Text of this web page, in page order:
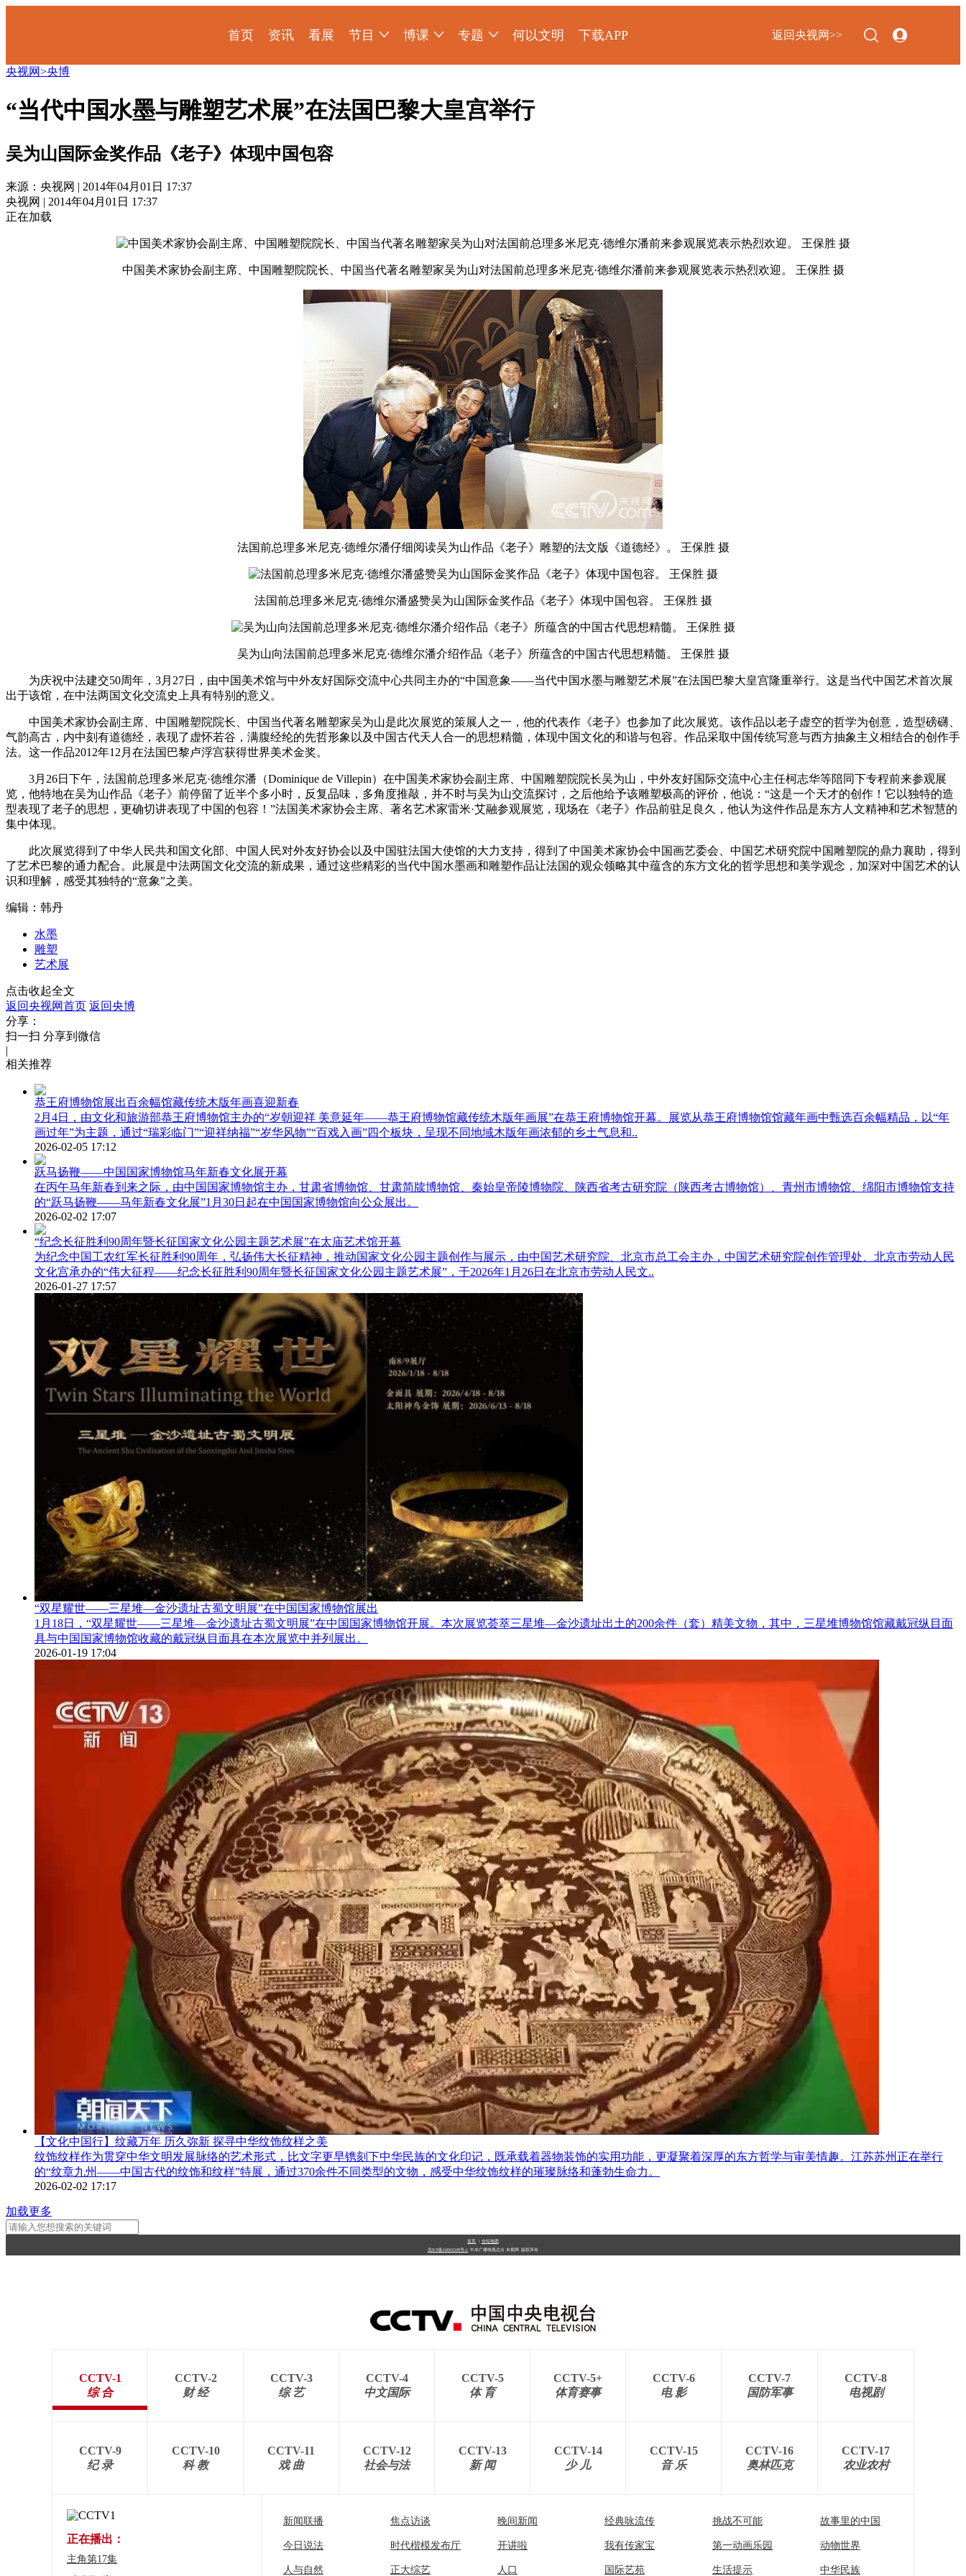
首页 资讯 看展 节目 博课 专题 何以文明 下载APP 返回央视网>>
央视网>央博
“当代中国水墨与雕塑艺术展”在法国巴黎大皇宫举行
吴为山国际金奖作品《老子》体现中国包容
来源：央视网 | 2014年04月01日 17:37
央视网 | 2014年04月01日 17:37
正在加载
中国美术家协会副主席、中国雕塑院院长、中国当代著名雕塑家吴为山对法国前总理多米尼克·德维尔潘前来参观展览表示热烈欢迎。 王保胜 摄
法国前总理多米尼克·德维尔潘仔细阅读吴为山作品《老子》雕塑的法文版《道德经》。 王保胜 摄
法国前总理多米尼克·德维尔潘盛赞吴为山国际金奖作品《老子》体现中国包容。 王保胜 摄
吴为山向法国前总理多米尼克·德维尔潘介绍作品《老子》所蕴含的中国古代思想精髓。 王保胜 摄
为庆祝中法建交50周年，3月27日，由中国美术馆与中外友好国际交流中心共同主办的“中国意象——当代中国水墨与雕塑艺术展”在法国巴黎大皇宫隆重举行。这是当代中国艺术首次展
出于该馆，在中法两国文化交流史上具有特别的意义。
中国美术家协会副主席、中国雕塑院院长、中国当代著名雕塑家吴为山是此次展览的策展人之一，他的代表作《老子》也参加了此次展览。该作品以老子虚空的哲学为创意，造型磅礴、
气韵高古，内中刻有道德经，表现了虚怀若谷，满腹经纶的先哲形象以及中国古代天人合一的思想精髓，体现中国文化的和谐与包容。作品采取中国传统写意与西方抽象主义相结合的创作手
法。这一作品2012年12月在法国巴黎卢浮宫获得世界美术金奖。
3月26日下午，法国前总理多米尼克·德维尔潘（Dominique de Villepin）在中国美术家协会副主席、中国雕塑院院长吴为山，中外友好国际交流中心主任柯志华等陪同下专程前来参观展
览，他特地在吴为山作品《老子》前停留了近半个多小时，反复品味，多角度推敲，并不时与吴为山交流探讨，之后他给予该雕塑极高的评价，他说：“这是一个天才的创作！它以独特的造
型表现了老子的思想，更确切讲表现了中国的包容！”法国美术家协会主席、著名艺术家雷米·艾融参观展览，现场在《老子》作品前驻足良久，他认为这件作品是东方人文精神和艺术智慧的
集中体现。
此次展览得到了中华人民共和国文化部、中国人民对外友好协会以及中国驻法国大使馆的大力支持，得到了中国美术家协会中国画艺委会、中国艺术研究院中国雕塑院的鼎力襄助，得到
了艺术巴黎的通力配合。此展是中法两国文化交流的新成果，通过这些精彩的当代中国水墨画和雕塑作品让法国的观众领略其中蕴含的东方文化的哲学思想和美学观念，加深对中国艺术的认
识和理解，感受其独特的“意象”之美。
编辑：韩丹
水墨
雕塑
艺术展
点击收起全文
返回央视网首页 返回央博
分享：
扫一扫 分享到微信
|
相关推荐
恭王府博物馆展出百余幅馆藏传统木版年画喜迎新春
2月4日，由文化和旅游部恭王府博物馆主办的“岁朝迎祥 美意延年——恭王府博物馆藏传统木版年画展”在恭王府博物馆开幕。展览从恭王府博物馆馆藏年画中甄选百余幅精品，以“年
画过年”为主题，通过“瑞彩临门”“迎祥纳福”“岁华风物”“百戏入画”四个板块，呈现不同地域木版年画浓郁的乡土气息和..
2026-02-05 17:12
跃马扬鞭——中国国家博物馆马年新春文化展开幕
在丙午马年新春到来之际，由中国国家博物馆主办，甘肃省博物馆、甘肃简牍博物馆、秦始皇帝陵博物院、陕西省考古研究院（陕西考古博物馆）、青州市博物馆、绵阳市博物馆支持
的“跃马扬鞭——马年新春文化展”1月30日起在中国国家博物馆向公众展出。
2026-02-02 17:07
“纪念长征胜利90周年暨长征国家文化公园主题艺术展”在太庙艺术馆开幕
为纪念中国工农红军长征胜利90周年，弘扬伟大长征精神，推动国家文化公园主题创作与展示，由中国艺术研究院、北京市总工会主办，中国艺术研究院创作管理处、北京市劳动人民
文化宫承办的“伟大征程——纪念长征胜利90周年暨长征国家文化公园主题艺术展”，于2026年1月26日在北京市劳动人民文..
2026-01-27 17:57
“双星耀世——三星堆—金沙遗址古蜀文明展”在中国国家博物馆展出
1月18日，“双星耀世——三星堆—金沙遗址古蜀文明展”在中国国家博物馆开展。本次展览荟萃三星堆—金沙遗址出土的200余件（套）精美文物，其中，三星堆博物馆馆藏戴冠纵目面
具与中国国家博物馆收藏的戴冠纵目面具在本次展览中并列展出。
2026-01-19 17:04
【文化中国行】纹藏万年 历久弥新 探寻中华纹饰纹样之美
纹饰纹样作为贯穿中华文明发展脉络的艺术形式，比文字更早镌刻下中华民族的文化印记，既承载着器物装饰的实用功能，更凝聚着深厚的东方哲学与审美情趣。江苏苏州正在举行
的“纹章九州——中国古代的纹饰和纹样”特展，通过370余件不同类型的文物，感受中华纹饰纹样的璀璨脉络和蓬勃生命力。
2026-02-02 17:17
加载更多
首页 | 全站地图
京ICP备10003349号-1 中央广播电视总台 央视网 版权所有
CCTV-1
综 合
CCTV-2
财 经
CCTV-3
综 艺
CCTV-4
中文国际
CCTV-5
体 育
CCTV-5+
体育赛事
CCTV-6
电 影
CCTV-7
国防军事
CCTV-8
电视剧
CCTV-9
纪 录
CCTV-10
科 教
CCTV-11
戏 曲
CCTV-12
社会与法
CCTV-13
新 闻
CCTV-14
少 儿
CCTV-15
音 乐
CCTV-16
奥林匹克
CCTV-17
农业农村
正在播出：
主角第17集
新闻联播 焦点访谈 晚间新闻 经典咏流传 挑战不可能 故事里的中国
今日说法 时代楷模发布厅 开讲啦 我有传家宝 第一动画乐园 动物世界
人与自然 正大综艺 人口 国际艺苑 生活提示 中华民族